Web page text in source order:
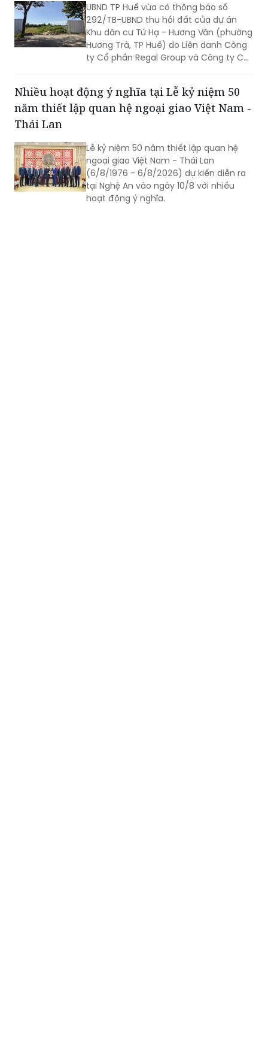
chuyển biến rõ nét trong phát triển kinh
tế - xã hội và nâng cao đời sống Nhân
dân.
UBND TP Huế vừa có thông báo số
292/TB-UBND thu hồi đất của dự án
Khu dân cư Tứ Hạ - Hương Văn (phường
Hương Trà, TP Huế) do Liên danh Công
ty Cổ phần Regal Group và Công ty Cổ
Nhiều hoạt động ý nghĩa tại Lễ kỷ niệm 50
năm thiết lập quan hệ ngoại giao Việt Nam -
Thái Lan
Lễ kỷ niệm 50 năm thiết lập quan hệ
ngoại giao Việt Nam - Thái Lan
(6/8/1976 - 6/8/2026) dự kiến diễn ra
tại Nghệ An vào ngày 10/8 với nhiều
hoạt động ý nghĩa.